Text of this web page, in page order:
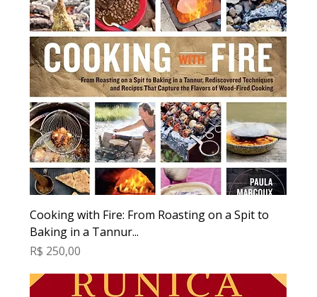
Cooking with Fire: From Roasting on a Spit to
Baking in a Tannur...
Preço
R$ 250,00